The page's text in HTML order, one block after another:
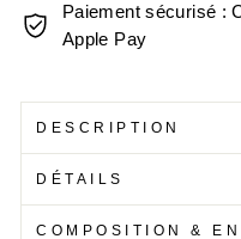
Paiement sécurisé :
Apple Pay
DESCRIPTION
DÉTAILS
COMPOSITION &